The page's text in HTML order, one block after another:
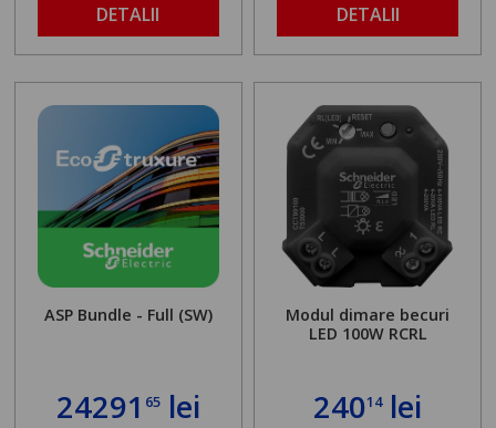
DETALII DETALII
ASP Bundle - Full (SW)
24291 65lei
Modul dimare becuri
LED 100W RCRL
24014lei